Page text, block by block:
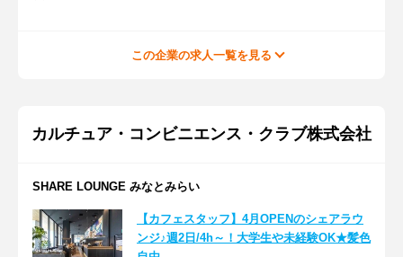
この企業の求人一覧を見る
カルチュア・コンビニエンス・クラブ株式会社
SHARE LOUNGE みなとみらい
【カフェスタッフ】4月OPENのシェアラウ
ンジ♪週2日/4h～！大学生や未経験OK★髪色